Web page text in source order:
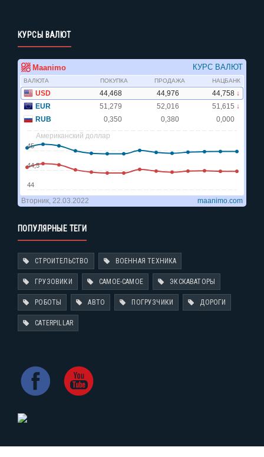
КУРСЫ ВАЛЮТ
ПОПУЛЯРНЫЕ ТЕГИ
СТРОИТЕЛЬСТВО ВОЕННАЯ ТЕХНИКА
ГРУЗОВИКИ САМОЕ-САМОЕ ЭКСКАВАТОРЫ
РОБОТЫ АВТО ПОГРУЗЧИКИ ДОРОГИ
CATERPILLAR